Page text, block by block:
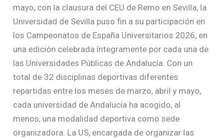
mayo, con la clausura del CEU de Remo en Sevilla, la
Universidad de Sevilla puso fin a su participación en
los Campeonatos de España Universitarios 2026, en
una edición celebrada íntegramente por cada una de
las Universidades Públicas de Andalucía. Con un
total de 32 disciplinas deportivas diferentes
repartidas entre los meses de marzo, abril y mayo,
cada universidad de Andalucía ha acogido, al
menos, una modalidad deportiva como sede
organizadora. La US, encargada de organizar las